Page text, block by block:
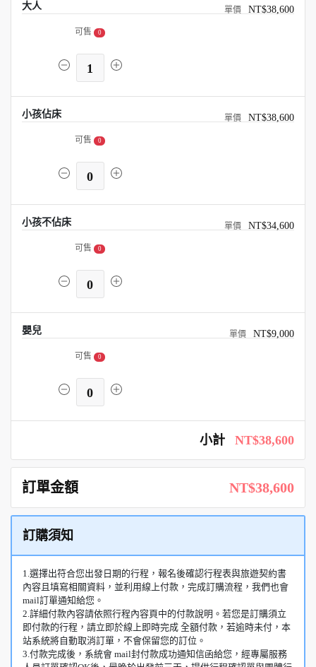
大人 NT$38,600
可售 0
1
小孩佔床 NT$38,600
可售 0
0
小孩不佔床 NT$34,600
可售 0
0
嬰兒 NT$9,000
可售 0
0
小計 NT$38,600
訂單金額 NT$38,600
訂購須知
1.選擇出符合您出發日期的行程，報名後確認行程表與旅遊契約書
內容且填寫相關資料，並利用線上付款，完成訂購流程，我們也會
mail訂單通知給您。
2.詳細付款內容請依照行程內容頁中的付款說明。若您是訂購須立
即付款的行程，請立即於線上即時完成 全額付款，若逾時未付，本
站系統將自動取消訂單，不會保留您的訂位。
3.付款完成後，系統會 mail封付款成功通知信函給您，經專屬服務